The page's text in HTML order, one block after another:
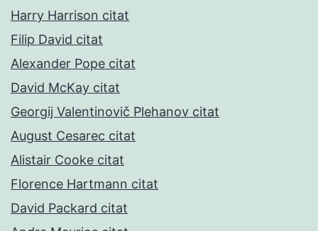
Harry Harrison citat
Filip David citat
Alexander Pope citat
David McKay citat
Georgij Valentinovič Plehanov citat
August Cesarec citat
Alistair Cooke citat
Florence Hartmann citat
David Packard citat